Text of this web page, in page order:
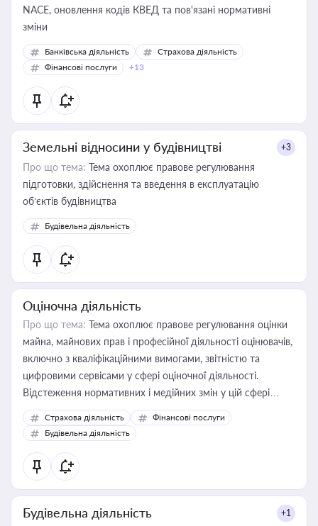
NACE, оновлення кодів КВЕД та пов'язані нормативні
зміни
Банківська діяльність
Страхова діяльність
Фінансові послуги
+13
Земельні відносини у будівництві +3
Про що тема: Тема охоплює правове регулювання
підготовки, здійснення та введення в експлуатацію
об’єктів будівництва
Будівельна діяльність
Оціночна діяльність
Про що тема: Тема охоплює правове регулювання оцінки
майна, майнових прав і професійної діяльності оцінювачів,
включно з кваліфікаційними вимогами, звітністю та
цифровими сервісами у сфері оціночної діяльності.
Відстеження нормативних і медійних змін у цій сфері
корисне для власника бізнесу, керівника, юриста або
бухгалтера під час оподаткування, приватизації, оренди
державного майна, корпоративних угод і перевірки
статусу суб'єктів оціночної діяльності
Страхова діяльність
Фінансові послуги
Будівельна діяльність
Будівельна діяльність +1